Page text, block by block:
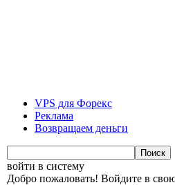
VPS для Форекс
Реклама
Возвращаем деньги
войти в систему
Добро пожаловать! Войдите в